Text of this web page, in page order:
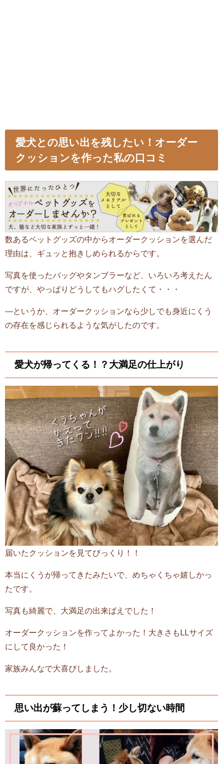
愛犬との思い出を残したい！オーダー
クッションを作った私の口コミ
数あるペットグッズの中からオーダークッションを選んだ
理由は、ギュッと抱きしめられるからです。
写真を使ったバッグやタンブラーなど、いろいろ考えたん
ですが、やっぱりどうしてもハグしたくて・・・
—というか、オーダークッションなら少しでも身近にくう
の存在を感じられるような気がしたのです。
愛犬が帰ってくる！？大満足の仕上がり
届いたクッションを見てびっくり！！
本当にくうが帰ってきたみたいで、めちゃくちゃ嬉しかっ
たです。
写真も綺麗で、大満足の出来ばえでした！
オーダークッションを作ってよかった！大きさもLLサイズ
にして良かった！
家族みんなで大喜びしました。
思い出が蘇ってしまう！少し切ない時間